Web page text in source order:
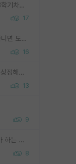
가지마라. 신생랩이고 내가 석사 3학기차인데 최고참인데 나도 아무것도 모르는데 교수가 후배들 왜 논문 교육 안시키냐. 논문 왜 안 써오냐 닦달한다
17
신생랩+젊은 교수 이게 ㄹㅇ 모 아니면 도인듯.
16
ML 대부분이 골드 스탠다드 하나 상정해놓고 (벤치마크 데이터셋이 여러 개면 여러 개 상정) 그거 얼마나 잘 맞추나 싸움임 가끔 번뜩이는 설계 철학을 보여주는 논문들도 있지만 대부분 그거 성적 얼마나 더 올리느라에 혈안이 되어 있는 측면이 잇음
13
9
open ai가 ai대장아님? 그럼 쟤가 하는 말이 다 맞겠네
8